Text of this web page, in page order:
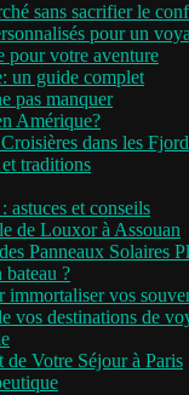
sans sacrifier le
pour un
pour votre aventure
un guide complet
pas manquer
Amérique?
dans les
traditions
astuces et conseils
de Louxor à Assouan
Panneaux Solaires
?
immortaliser vos
vos destinations de
Votre Séjour à Paris